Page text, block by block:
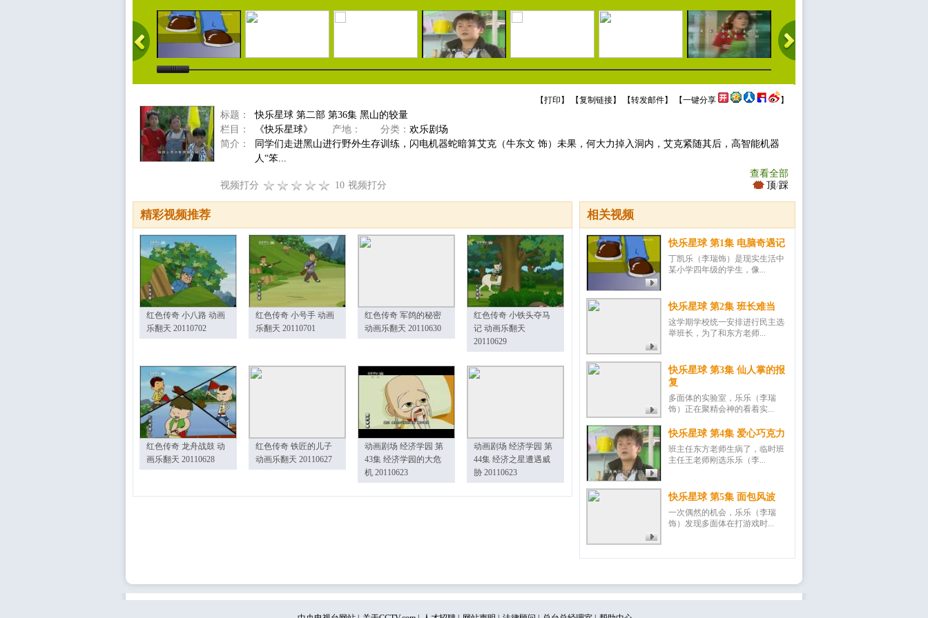
【打印 】 【复制链接】 【转发邮件】 【一键分享 】
标题：
快乐星球 第二部 第36集 黑山的较量
栏目：
《快乐星球》 产地： 分类： 欢乐剧场
简介：
同学们走进黑山进行野外生存训练，闪电机器蛇暗算艾克（牛东文 饰）未果，何大力掉入洞内，艾克紧随其后，高智能机器
人“笨...
查看全部
视频打分
10 视频打分 顶/踩
相关视频
快乐星球 第1集 电脑奇遇记
丁凯乐（李瑞饰）是现实生活中
某小学四年级的学生，像...
快乐星球 第2集 班长难当
这学期学校统一安排进行民主选
举班长，为了和东方老师...
快乐星球 第3集 仙人掌的报
复
多面体的实验室，乐乐（李瑞
饰）正在聚精会神的看着实...
快乐星球 第4集 爱心巧克力
班主任东方老师生病了，临时班
主任王老师刚选乐乐（李...
快乐星球 第5集 面包风波
一次偶然的机会，乐乐（李瑞
饰）发现多面体在打游戏时...
精彩视频推荐
红色传奇 小八路 动画
乐翻天 20110702
红色传奇 小号手 动画
乐翻天 20110701
红色传奇 军鸽的秘密
动画乐翻天 20110630
红色传奇 小铁头夺马
记 动画乐翻天
20110629
红色传奇 龙舟战鼓 动
画乐翻天 20110628
红色传奇 铁匠的儿子
动画乐翻天 20110627
动画剧场 经济学园 第
43集 经济学园的大危
机 20110623
动画剧场 经济学园 第
44集 经济之星遭遇威
胁 20110623